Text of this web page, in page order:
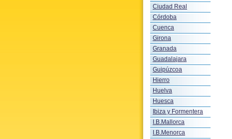
Ciudad Real
Córdoba
Cuenca
Girona
Granada
Guadalajara
Guipúzcoa
Hierro
Huelva
Huesca
Ibiza y Formentera
I.B.Mallorca
I.B.Menorca